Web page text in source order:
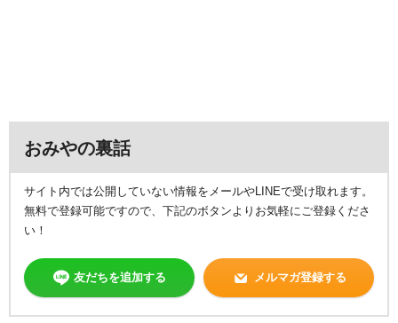
おみやの裏話
サイト内では公開していない情報をメールやLINEで受け取れます。
無料で登録可能ですので、下記のボタンよりお気軽にご登録くださ
い！
友だちを追加する メルマガ登録する